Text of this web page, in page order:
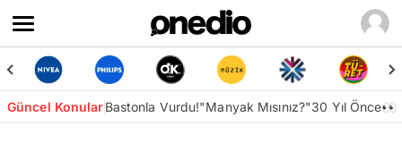
Güncel KonularBastonla Vurdu!"Manyak Mısınız?"30 Yıl Önce👀